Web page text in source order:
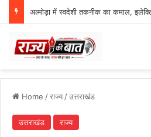
Home /राज्य/उत्तराखंड
उत्तराखंड राज्य